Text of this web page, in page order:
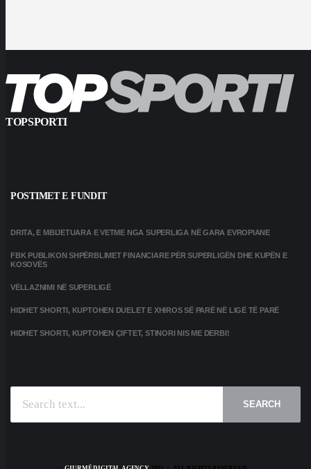
TOPSPORTI
POSTIMET E FUNDIT
DRITA, E MBIJETUARA E VETME NGA SUPERLIGA NË GARA EVROPIANE
FBK PUBLIKON SHPËRBLIMET FINANCIARE PËR SUPERLIGËN DHE KUPËN E
KOSOVËS
VËLLAZNIMI NË SUPERLIGË
HIDHET SHORTI, KUPTOHEN DUELET E XHIROS SË PARË NË LIGË TË PARË
HIDHET SHORTI, KUPTOHEN ÇIFTET, STINORI NIS ME DERBI!
SEARCH